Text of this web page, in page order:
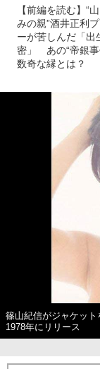
【前編を読む】“
みの親”酒井正利
ーが苦しんだ「出
密」 あの“帝銀事
数奇な縁とは？
篠山紀信がジャケッ
1978年にリリース